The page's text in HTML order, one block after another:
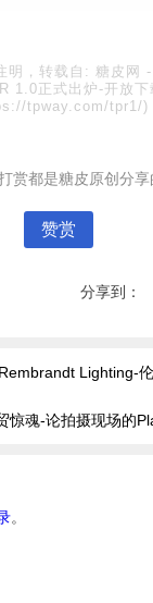
明，转载自: 糖皮网 -
1.0正式出炉-开放下
tpway.com/tpr1/)
赏都是糖皮原创分享
赞赏
分享到：
Lighting-
惊魂-论拍摄现场的
。